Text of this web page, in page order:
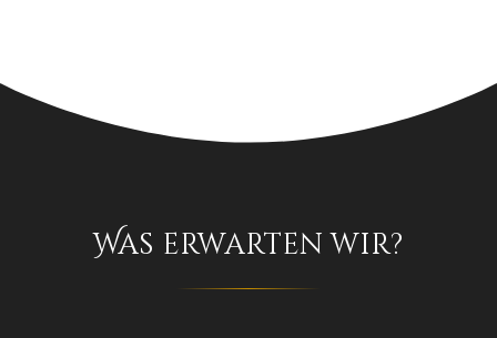
Was erwarten wir?